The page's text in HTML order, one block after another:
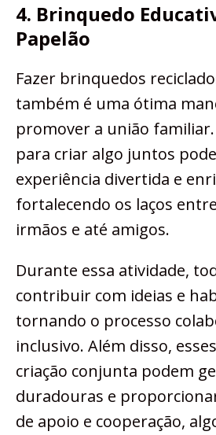
4. Brinquedo
Papelão
Fazer brinquedos
também é uma ótima
promover a união
para criar algo juntos
experiência divertida e
fortalecendo os laços
irmãos e até amigos.
Durante essa atividade,
contribuir com ideias e
tornando o processo
inclusivo. Além disso,
criação conjunta podem
duradouras e
de apoio e cooperação,